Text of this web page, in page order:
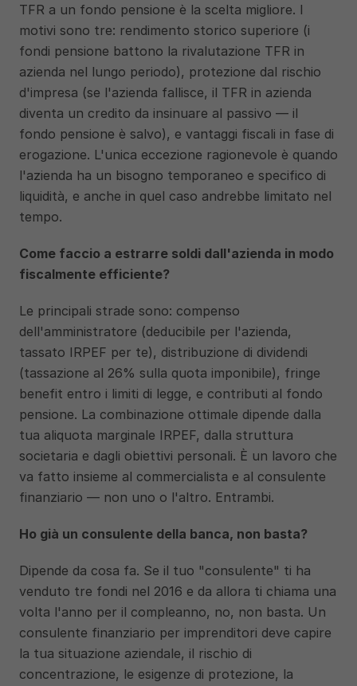
TFR a un fondo pensione è la scelta migliore. I
motivi sono tre: rendimento storico superiore (i
fondi pensione battono la rivalutazione TFR in
azienda nel lungo periodo), protezione dal rischio
d'impresa (se l'azienda fallisce, il TFR in azienda
diventa un credito da insinuare al passivo — il
fondo pensione è salvo), e vantaggi fiscali in fase di
erogazione. L'unica eccezione ragionevole è quando
l'azienda ha un bisogno temporaneo e specifico di
liquidità, e anche in quel caso andrebbe limitato nel
tempo.
Come faccio a estrarre soldi dall'azienda in modo
fiscalmente efficiente?
Le principali strade sono: compenso
dell'amministratore (deducibile per l'azienda,
tassato IRPEF per te), distribuzione di dividendi
(tassazione al 26% sulla quota imponibile), fringe
benefit entro i limiti di legge, e contributi al fondo
pensione. La combinazione ottimale dipende dalla
tua aliquota marginale IRPEF, dalla struttura
societaria e dagli obiettivi personali. È un lavoro che
va fatto insieme al commercialista e al consulente
finanziario — non uno o l'altro. Entrambi.
Ho già un consulente della banca, non basta?
Dipende da cosa fa. Se il tuo "consulente" ti ha
venduto tre fondi nel 2016 e da allora ti chiama una
volta l'anno per il compleanno, no, non basta. Un
consulente finanziario per imprenditori deve capire
la tua situazione aziendale, il rischio di
concentrazione, le esigenze di protezione, la